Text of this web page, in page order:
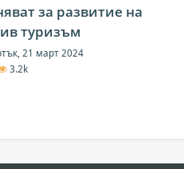
за развитие на
туризъм
21 март 2024
3.2k